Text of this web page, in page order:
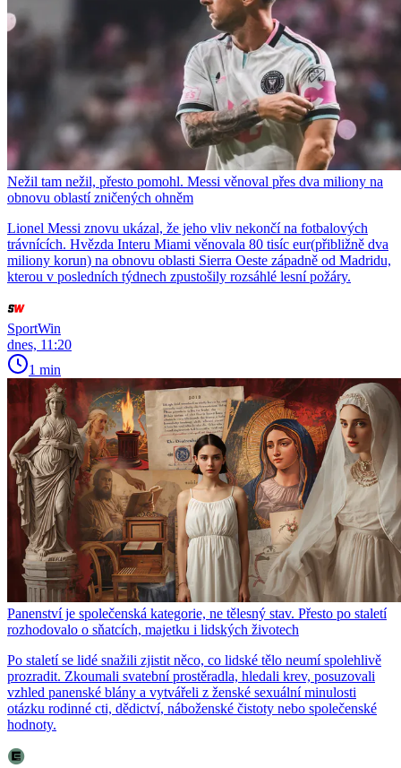
Nežil tam nežil, přesto pomohl. Messi věnoval přes dva miliony na
obnovu oblastí zničených ohněm
Lionel Messi znovu ukázal, že jeho vliv nekončí na fotbalových
trávnících. Hvězda Interu Miami věnovala 80 tisíc eur(přibližně dva
miliony korun) na obnovu oblasti Sierra Oeste západně od Madridu,
kterou v posledních týdnech zpustošily rozsáhlé lesní požáry.
SportWin
dnes, 11:20
1 min
Panenství je společenská kategorie, ne tělesný stav. Přesto po staletí
rozhodovalo o sňatcích, majetku i lidských životech
Po staletí se lidé snažili zjistit něco, co lidské tělo neumí spolehlivě
prozradit. Zkoumali svatební prostěradla, hledali krev, posuzovali
vzhled panenské blány a vytvářeli z ženské sexuální minulosti
otázku rodinné cti, dědictví, náboženské čistoty nebo společenské
hodnoty.